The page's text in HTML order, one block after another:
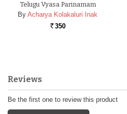
Telugu Vyasa Parinamam
By Acharya Kolakaluri Inak
Rs. 350
Reviews
Be the first one to review this product